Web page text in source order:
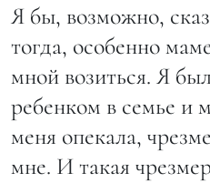
Я бы, возможно,
тогда, особенно
мной возиться. Я
ребенком в семье и
меня опекала,
мне. И такая